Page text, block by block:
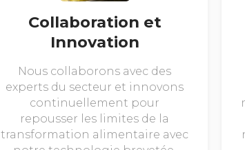
Collaboration et
Innovation
Nous collaborons avec des
experts du secteur et innovons
continuellement pour
repousser les limites de la
transformation alimentaire avec